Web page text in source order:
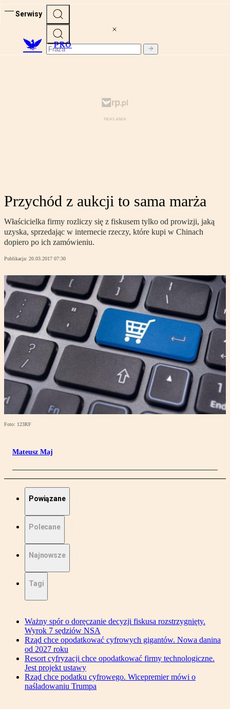
Serwisy
PRO
Przychód z aukcji to sama marża
Właścicielka firmy rozliczy się z fiskusem tylko od prowizji, jaką
uzyska, sprzedając w internecie rzeczy, które kupi w Chinach
dopiero po ich zamówieniu.
Publikacja: 20.03.2017 07:30
Foto: 123RF
Mateusz Maj
Powiązane
Polecane
Najnowsze
Tagi
Ważny spór o doręczanie decyzji fiskusa rozstrzygnięty.
Wyrok 7 sędziów NSA
Rząd chce opodatkować cyfrowych gigantów. Nowa danina
od 2027 roku
Resort cyfryzacji chce opodatkować firmy technologiczne.
Jest projekt ustawy
Rząd chce podatku cyfrowego. Wicepremier mówi o
naśladowaniu Trumpa